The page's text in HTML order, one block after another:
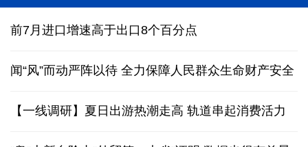
前7月进口增速高于出口8个百分点
闻“风”而动严阵以待 全力保障人民群众生命财产安全
【一线调研】夏日出游热潮走高 轨道串起消费活力